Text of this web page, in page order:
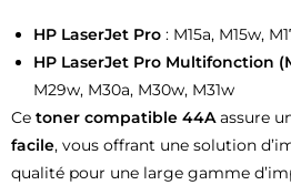
HP LaserJet Pro : M15a, M15w,
HP LaserJet Pro Multifonction
M29w, M30a, M30w, M31w
Ce toner compatible 44Aassure
facile, vous offrant une solution
qualité pour une large gamme